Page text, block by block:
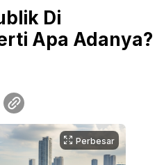
Di
Apa Adanya?
Perbesar